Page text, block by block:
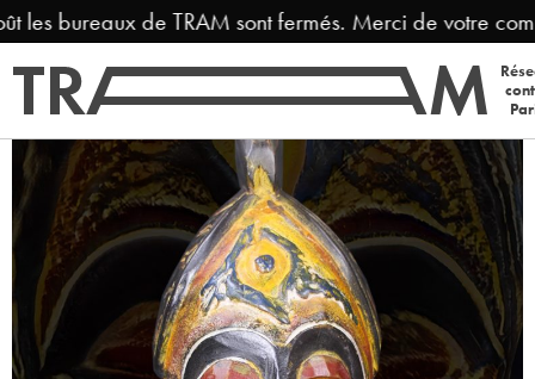
bureaux de TRAM sont fermés. Merci de votre